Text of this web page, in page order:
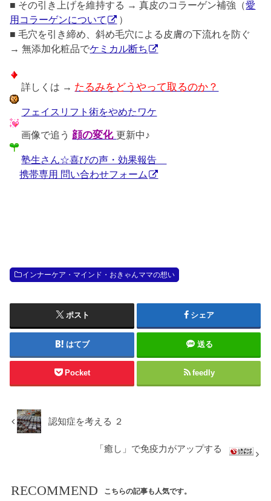
■ その引き上げを維持する → 真皮のコラーゲン補強（愛
用コラーゲンについて
）
■ 毛穴を引き締め、斜め毛穴による皮膚の下流れを防ぐ
→ 無添加化粧品でケミカル断ち
詳しくは → たるみをどうやって取るのか？
フェイスリフト術をやめたワケ
画像で追う 顔の変化更新中♪
塾生さん☆喜びの声・効果報告
携帯専用 問い合わせフォーム
インナーケア・マインド・おきゃんママの想い
ポスト シェア
はてブ 送る
Pocket feedly
認知症を考える ２
「癒し」で免疫力がアップする
RECOMMEND こちらの記事も人気です。